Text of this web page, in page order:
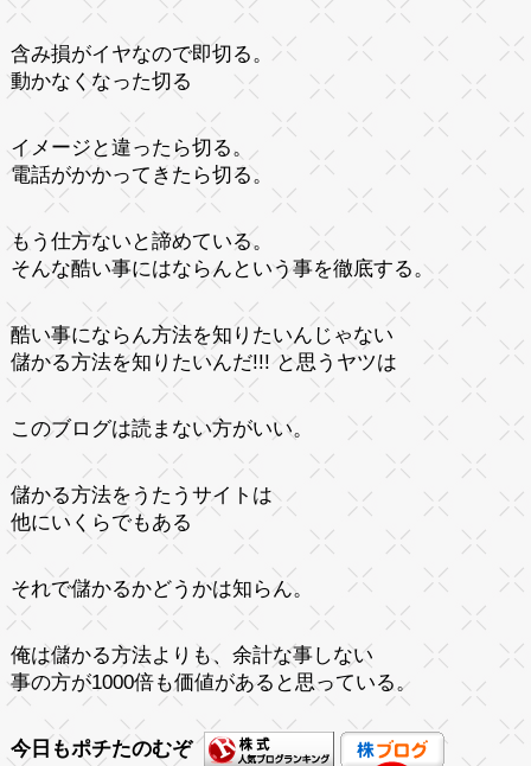
含み損がイヤなので即切る。
動かなくなった切る
イメージと違ったら切る。
電話がかかってきたら切る。
もう仕方ないと諦めている。
そんな酷い事にはならんという事を徹底する。
酷い事にならん方法を知りたいんじゃない
儲かる方法を知りたいんだ!!! と思うヤツは
このブログは読まない方がいい。
儲かる方法をうたうサイトは
他にいくらでもある
それで儲かるかどうかは知らん。
俺は儲かる方法よりも、余計な事しない
事の方が1000倍も価値があると思っている。
今日もポチたのむぞ